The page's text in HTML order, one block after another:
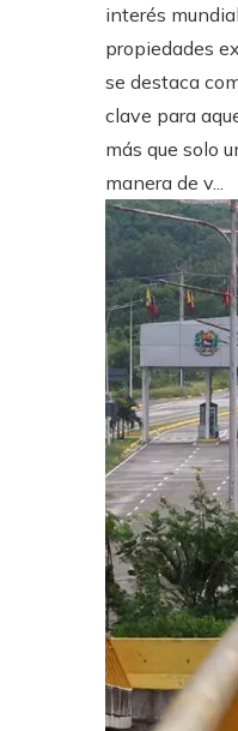
interés
propiedades
se destaca
clave para
más que solo
manera de v...